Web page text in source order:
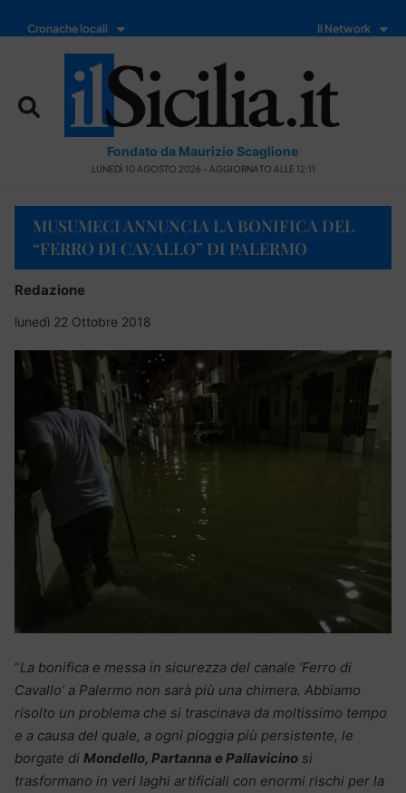
Cronache locali Il Network
Fondato da Maurizio Scaglione
LUNEDÌ 10 AGOSTO 2026 - AGGIORNATO ALLE 12:11
MUSUMECI ANNUNCIA LA BONIFICA DEL
“FERRO DI CAVALLO” DI PALERMO
Redazione
lunedì 22 Ottobre 2018
“La bonifica e messa in sicurezza del canale ‘Ferro di
Cavallo’ a Palermo non sarà più una chimera. Abbiamo
risolto un problema che si trascinava da moltissimo tempo
e a causa del quale, a ogni pioggia più persistente, le
borgate di Mondello, Partanna e Pallavicino si
trasformano in veri laghi artificiali con enormi rischi per la